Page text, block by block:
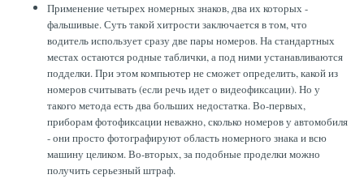
Применение четырех номерных знаков, два их которых -
фальшивые. Суть такой хитрости заключается в том, что
водитель использует сразу две пары номеров. На стандартных
местах остаются родные таблички, а под ними устанавливаются
подделки. При этом компьютер не сможет определить, какой из
номеров считывать (если речь идет о видеофиксации). Но у
такого метода есть два больших недостатка. Во-первых,
приборам фотофиксации неважно, сколько номеров у автомобиля
- они просто фотографируют область номерного знака и всю
машину целиком. Во-вторых, за подобные проделки можно
получить серьезный штраф.